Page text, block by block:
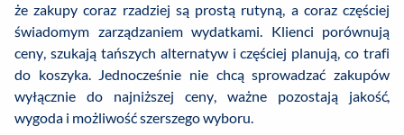
że zakupy coraz rzadziej są prostą rutyną, a coraz częściej
świadomym zarządzaniem wydatkami. Klienci porównują
ceny, szukają tańszych alternatyw i częściej planują, co trafi
do koszyka. Jednocześnie nie chcą sprowadzać zakupów
wyłącznie do najniższej ceny, ważne pozostają jakość,
wygoda i możliwość szerszego wyboru.